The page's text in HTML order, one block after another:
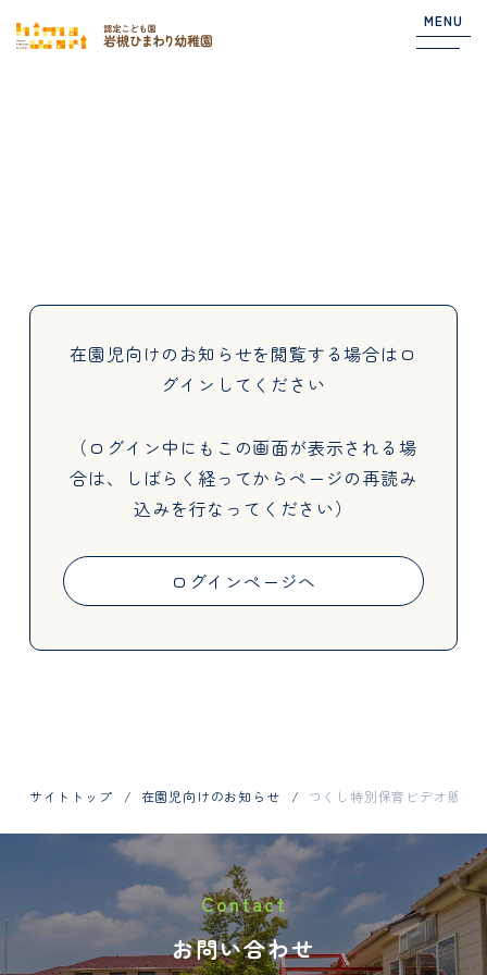
MENU
About
Activities
お問い合わせはお電話で
048-798-1404
在園児向けのお知らせを閲覧する場合は ロ
グインしてください
（ログイン中にもこの画面が表示される場
合は、しばらく経ってからページの再読み
込みを行なってください）
ログインページへ
サイトトップ 在園児向けのお知らせ つくし特別保育ビデオ販売
Contact
お問い合わせ